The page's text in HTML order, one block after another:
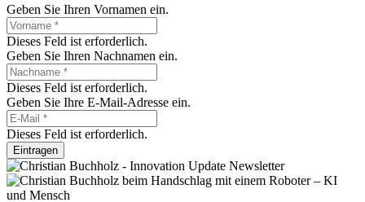
Geben Sie Ihren Vornamen ein.
Dieses Feld ist erforderlich.
Geben Sie Ihren Nachnamen ein.
Dieses Feld ist erforderlich.
Geben Sie Ihre E-Mail-Adresse ein.
Dieses Feld ist erforderlich.
Eintragen